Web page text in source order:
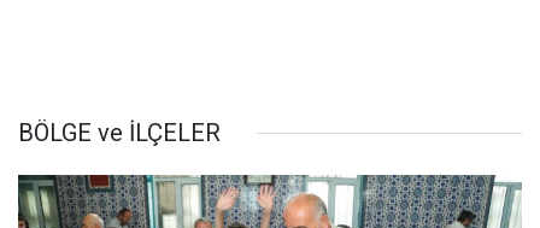
BÖLGE ve İLÇELER